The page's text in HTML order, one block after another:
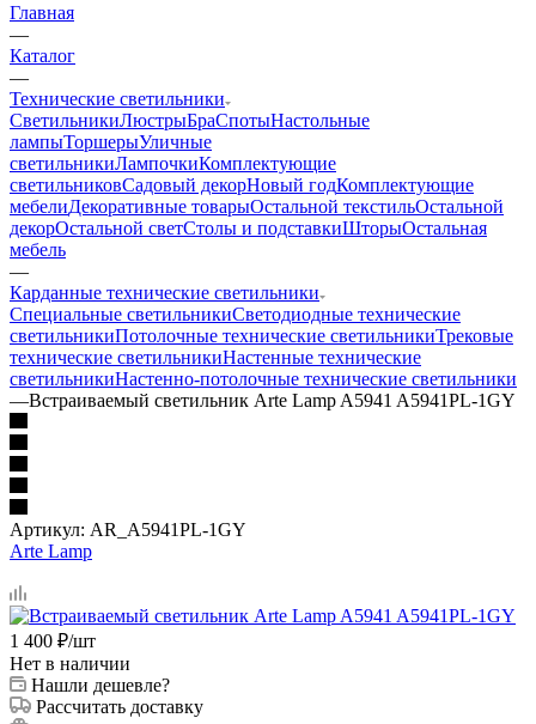
Главная
—
Каталог
—
Технические светильники
СветильникиЛюстрыБраСпотыНастольные
лампыТоршерыУличные
светильникиЛампочкиКомплектующие
светильниковСадовый декорНовый годКомплектующие
мебелиДекоративные товарыОстальной текстильОстальной
декорОстальной светСтолы и подставкиШторыОстальная
мебель
—
Карданные технические светильники
Специальные светильникиСветодиодные технические
светильникиПотолочные технические светильникиТрековые
технические светильникиНастенные технические
светильникиНастенно-потолочные технические светильники
—Встраиваемый светильник Arte Lamp A5941 A5941PL-1GY
Артикул: AR_A5941PL-1GY
Arte Lamp
1 400 ₽/шт
Нет в наличии
Нашли дешевле?
Рассчитать доставку